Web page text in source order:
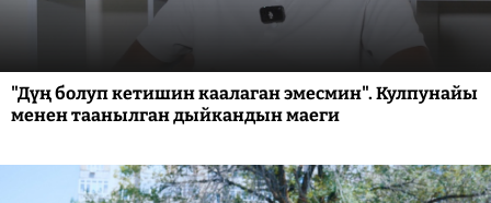
"Дүң болуп кетишин каалаган эмесмин". Кулпунайы
менен таанылган дыйкандын маеги